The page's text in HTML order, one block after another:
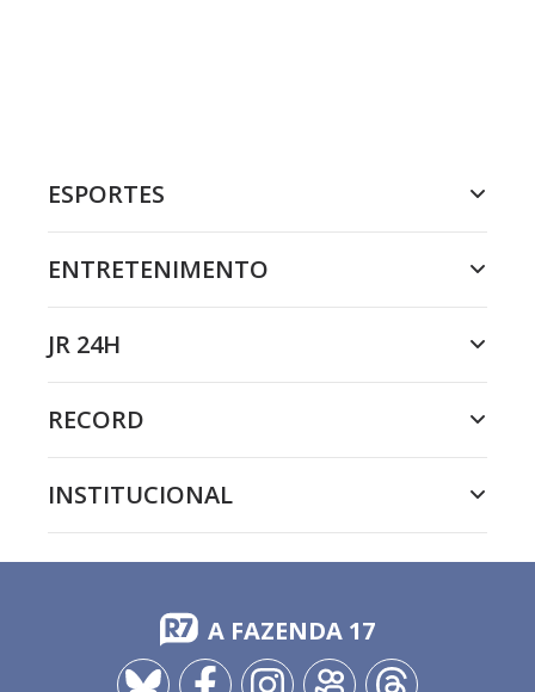
ESPORTES
ENTRETENIMENTO
JR 24H
RECORD
INSTITUCIONAL
A FAZENDA 17